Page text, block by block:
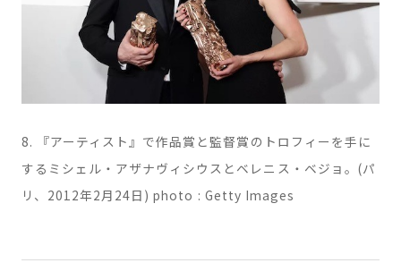
8. 『アーティスト』で作品賞と監督賞のトロフィーを手に
するミシェル・アザナヴィシウスとベレニス・ベジョ。(パ